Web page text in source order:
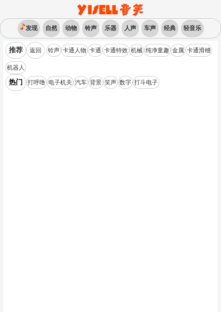
发现 自然 动物 铃声 乐器 人声 车声 经典 轻音乐
推荐 返回 铃声 卡通人物 卡通 卡通特效 机械 纯净童趣 金属 卡通滑稽
机器人
热门 打呼噜 电子机关 汽车 背景 笑声 数字 打斗电子